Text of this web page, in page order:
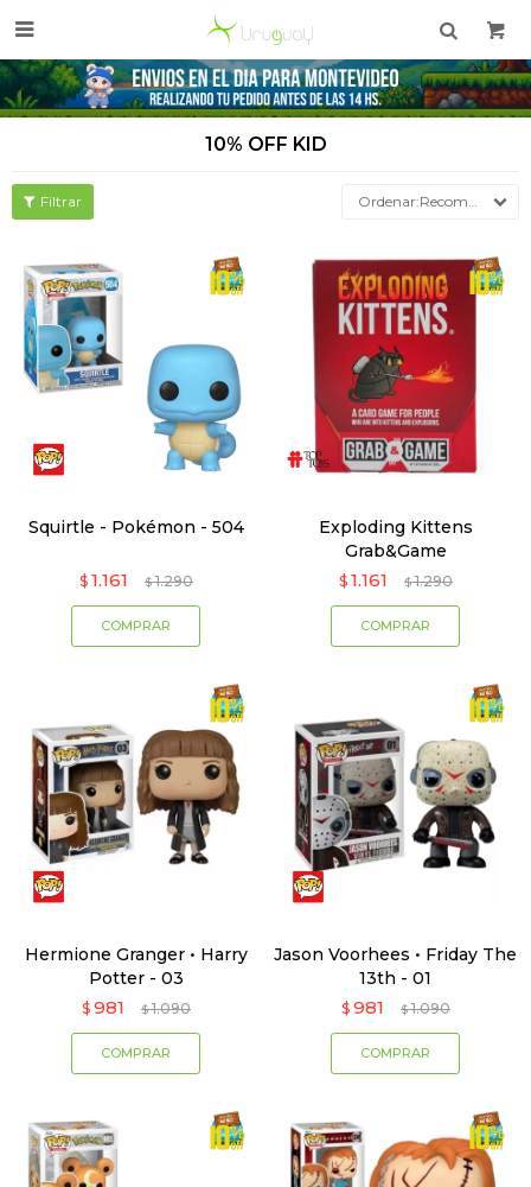

10% OFF KID
Recomendados
Squirtle - Pokémon - 504
$ 1.161 $ 1.290
Exploding Kittens
Grab&Game
$ 1.161 $ 1.290
Hermione Granger • Harry
Potter - 03
$ 981 $ 1.090
Jason Voorhees • Friday The
13th - 01
$ 981 $ 1.090